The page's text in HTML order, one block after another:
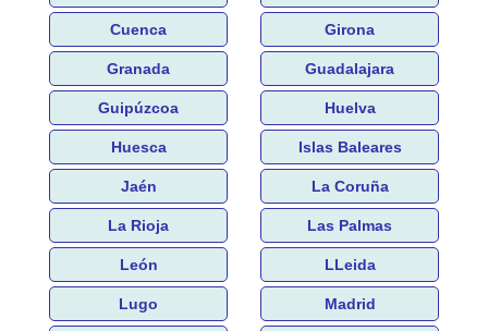
Cuenca Girona
Granada Guadalajara
Guipúzcoa Huelva
Huesca Islas Baleares
Jaén La Coruña
La Rioja Las Palmas
León LLeida
Lugo Madrid